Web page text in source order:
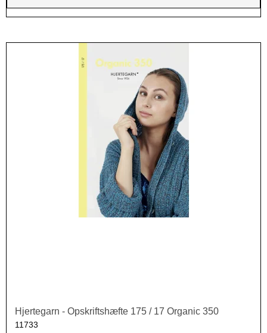
Hjertegarn - Opskriftshæfte 175 / 17 Organic 350
11733